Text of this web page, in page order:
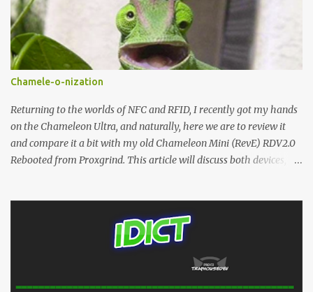
"uso legal y ético", y sin embargo existen propuestas de dudosa
ética como para entrar en cuentas de Gmail o WhatsApp,
comprometer bases de datos o cambiar notas de cursos. La Lista
de Hackers, que atrajo la atención mundial después de un informe
publicado en The New York Times, trabaja al estilo "llave en
el servicio y la garantía de los promotores del sitio de que el
demandado cumple con ...
Chamele-o-nization
Returning to the worlds of NFC and RFID, I recently got my hands
on the Chameleon Ultra, and naturally, here we are to review it
and compare it a bit with my old Chameleon Mini (RevE) RDV2.0
Rebooted from Proxgrind. This article will discuss both devices,
that was created overnight. Kasper Oswald was the person who
started it all. Back in 2006, he created a contraption, a coffee cup
that emulated a tag in a very rudimentary way, known as the
"Coffee Cup Tag Emulator." This was the father, or rather the